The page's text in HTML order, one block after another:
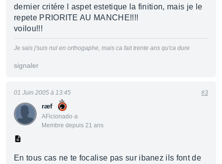
dernier critére l aspet estetique la finition, mais je le
repete PRIORITE AU MANCHE!!!!
voilou!!!
Je sais j'suis nul en orthogaphe, mais ca fait trente ans qu'ca dure
signaler
ræf
AFicionado·a
Membre depuis 21 ans
01 Juin 2005 à 13:45 #3
En tous cas ne te focalise pas sur ibanez ils font de